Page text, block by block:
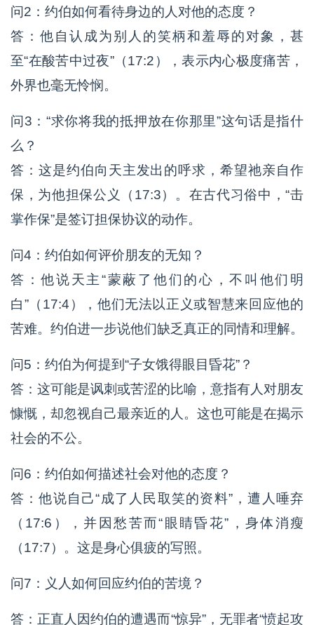
问2：约伯如何看待身边的人对他的态度？
答：他自认成为别人的笑柄和羞辱的对象，甚
至“在酸苦中过夜”（17:2），表示内心极度痛苦，
外界也毫无怜悯。
问3：“求你将我的抵押放在你那里”这句话是指什
么？
答：这是约伯向天主发出的呼求，希望祂亲自作
保，为他担保公义（17:3）。在古代习俗中，“击
掌作保”是签订担保协议的动作。
问4：约伯如何评价朋友的无知？
答：他说天主“蒙蔽了他们的心，不叫他们明
白”（17:4），他们无法以正义或智慧来回应他的
苦难。约伯进一步说他们缺乏真正的同情和理解。
问5：约伯为何提到“子女饿得眼目昏花”？
答：这可能是讽刺或苦涩的比喻，意指有人对朋友
慷慨，却忽视自己最亲近的人。这也可能是在揭示
社会的不公。
问6：约伯如何描述社会对他的态度？
答：他说自己“成了人民取笑的资料”，遭人唾弃
（17:6），并因愁苦而“眼睛昏花”，身体消瘦
（17:7）。这是身心俱疲的写照。
问7：义人如何回应约伯的苦境？
答：正直人因约伯的遭遇而“惊异”，无罪者“愤起攻